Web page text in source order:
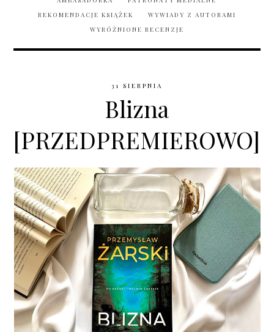
REKOMENDACJE KSIĄŻEK
WYWIADY Z AUTORAMI
WYRÓŻNIONE RECENZJE
31 SIERPNIA
Blizna
[PRZEDPREMIEROWO]